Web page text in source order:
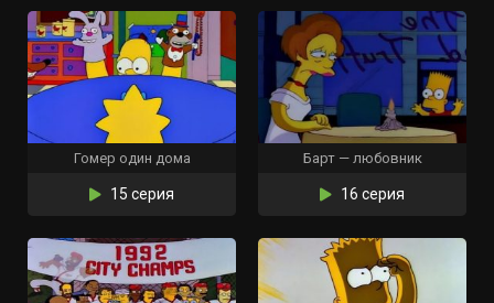
Гомер один дома
15 серия
Барт — любовник
16 серия